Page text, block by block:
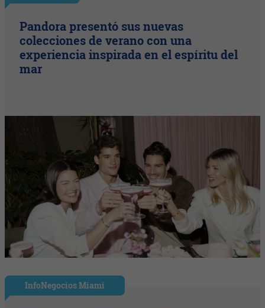
Pandora presentó sus nuevas
colecciones de verano con una
experiencia inspirada en el espíritu del
mar
InfoNegocios Miami